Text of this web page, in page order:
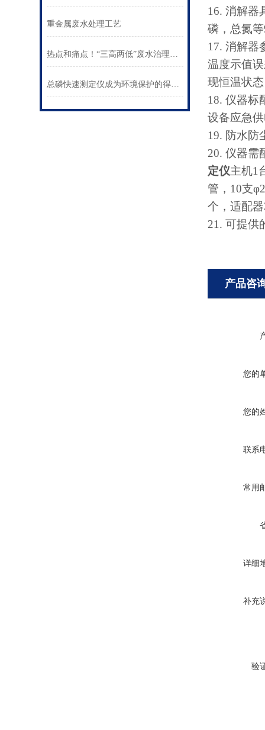
16. 消解器
磷，总氮等
17. 消解器
温度示值
现恒温状
18. 仪器标
设备应急
19. 防水防
20. 仪器需
定仪主机1
管， 10支φ
个，适配器
21. 可提供
产品咨
您的
您的
联系
常用
详细
补充
验
重金属废水处理工艺
热点和痛点！“三高两低”废水治理的新思路
总磷快速测定仪成为环境保护的得力工具